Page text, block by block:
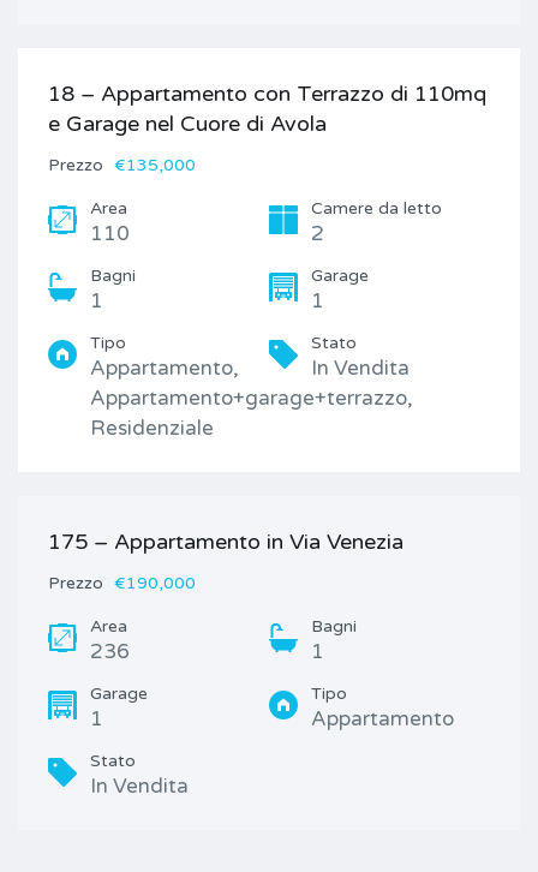
18 – Appartamento con Terrazzo di 110mq
e Garage nel Cuore di Avola
Prezzo €135,000
Area
110
Camere da letto
2
Bagni
1
Garage
1
Tipo
Appartamento,
Appartamento+garage+terrazzo,
Residenziale
Stato
In Vendita
175 – Appartamento in Via Venezia
Prezzo €190,000
Area
236
Bagni
1
Garage
1
Tipo
Appartamento
Stato
In Vendita